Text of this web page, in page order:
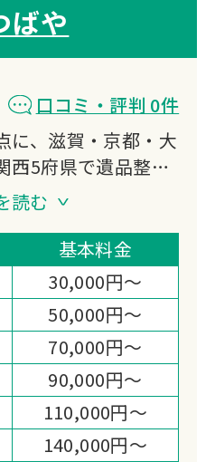
ばや
口コミ・評判 0件
に、滋賀・京都・大
西5府県で遺品整
清掃に対応していま
幅広い査定力と、遺
まで丁寧に受け取る
全域で選ばれる理由
読む
基本料金
30,000円～
50,000円～
70,000円～
90,000円～
110,000円～
140,000円～